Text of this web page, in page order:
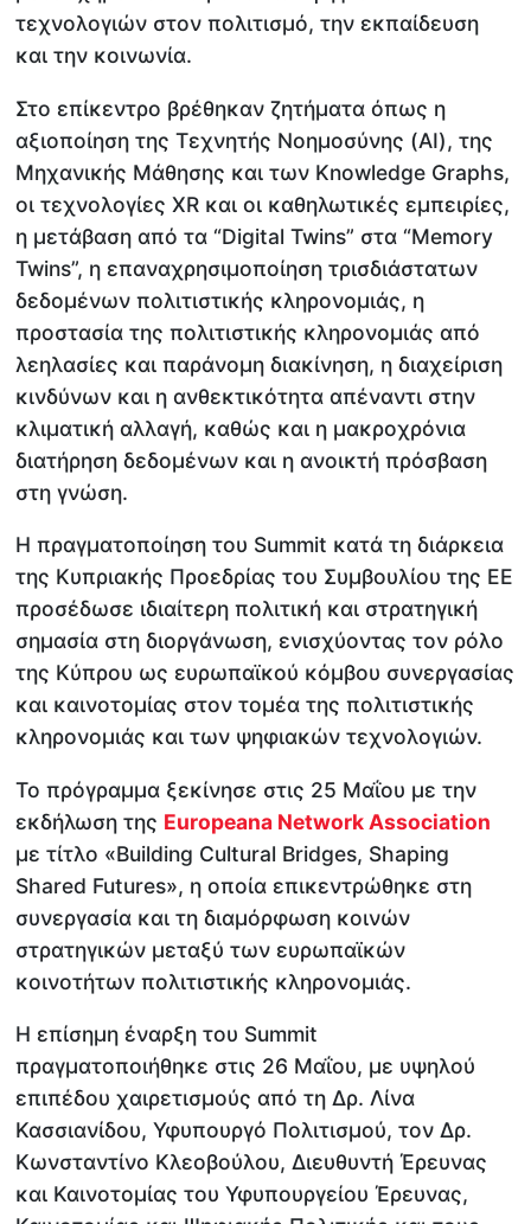
τεχνολογιών στον πολιτισμό, την εκπαίδευση
και την κοινωνία.
Στο επίκεντρο βρέθηκαν ζητήματα όπως η
αξιοποίηση της Τεχνητής Νοημοσύνης (AI), της
Μηχανικής Μάθησης και των Knowledge Graphs,
οι τεχνολογίες XR και οι καθηλωτικές εμπειρίες,
η μετάβαση από τα “Digital Twins” στα “Memory
Twins”, η επαναχρησιμοποίηση τρισδιάστατων
δεδομένων πολιτιστικής κληρονομιάς, η
προστασία της πολιτιστικής κληρονομιάς από
λεηλασίες και παράνομη διακίνηση, η διαχείριση
κινδύνων και η ανθεκτικότητα απέναντι στην
κλιματική αλλαγή, καθώς και η μακροχρόνια
διατήρηση δεδομένων και η ανοικτή πρόσβαση
στη γνώση.
Η πραγματοποίηση του Summit κατά τη διάρκεια
της Κυπριακής Προεδρίας του Συμβουλίου της ΕΕ
προσέδωσε ιδιαίτερη πολιτική και στρατηγική
σημασία στη διοργάνωση, ενισχύοντας τον ρόλο
της Κύπρου ως ευρωπαϊκού κόμβου συνεργασίας
και καινοτομίας στον τομέα της πολιτιστικής
κληρονομιάς και των ψηφιακών τεχνολογιών.
Το πρόγραμμα ξεκίνησε στις 25 Μαΐου με την
εκδήλωση της Europeana Network Association
με τίτλο «Building Cultural Bridges, Shaping
Shared Futures», η οποία επικεντρώθηκε στη
συνεργασία και τη διαμόρφωση κοινών
στρατηγικών μεταξύ των ευρωπαϊκών
κοινοτήτων πολιτιστικής κληρονομιάς.
Η επίσημη έναρξη του Summit
πραγματοποιήθηκε στις 26 Μαΐου, με υψηλού
επιπέδου χαιρετισμούς από τη Δρ. Λίνα
Κασσιανίδου, Υφυπουργό Πολιτισμού, τον Δρ.
Κωνσταντίνο Κλεοβούλου, Διευθυντή Έρευνας
και Καινοτομίας του Υφυπουργείου Έρευνας,